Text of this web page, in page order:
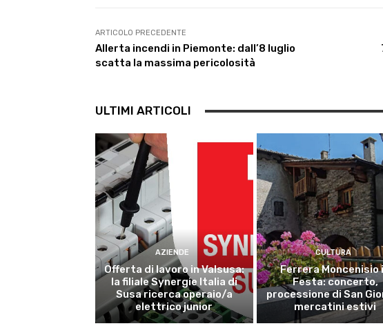
k
p
m
ARTICOLO PRECEDENTE
Allerta incendi in Piemonte: dall’8 luglio
scatta la massima pericolosità
ULTIMI ARTICOLI
AZIENDE
Offerta di lavoro in Valsusa:
la filiale Synergie Italia di
Susa ricerca operaio/a
elettrico junior
CULTURA
Ferrera Moncenisio
Festa: concerto,
processione di San
mercatini estivi